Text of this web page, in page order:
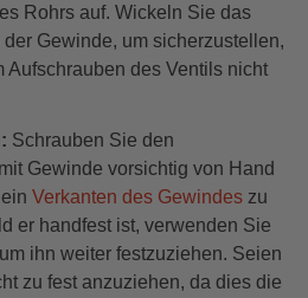
Rohrs auf. Wickeln Sie das
Gewinde, um sicherzustellen,
Aufschrauben des Ventils nicht
Schrauben Sie den
Gewinde vorsichtig von Hand
Verkanten des Gewindes zu
er handfest ist, verwenden Sie
ihn weiter festzuziehen. Seien
zu fest anzuziehen, da dies die